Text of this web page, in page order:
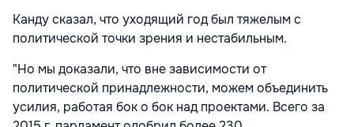
Канду сказал, что уходящий год был тяжелым с
политической точки зрения и нестабильным.
"Но мы доказали, что вне зависимости от
политической принадлежности, можем объединить
усилия, работая бок о бок над проектами. Всего за